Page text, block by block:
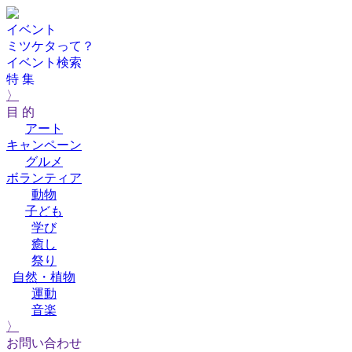
イベント
ミツケタって？
イベント検索
特 集
〉
目 的
アート
キャンペーン
グルメ
ボランティア
動物
子ども
学び
癒し
祭り
自然・植物
運動
音楽
〉
お問い合わせ